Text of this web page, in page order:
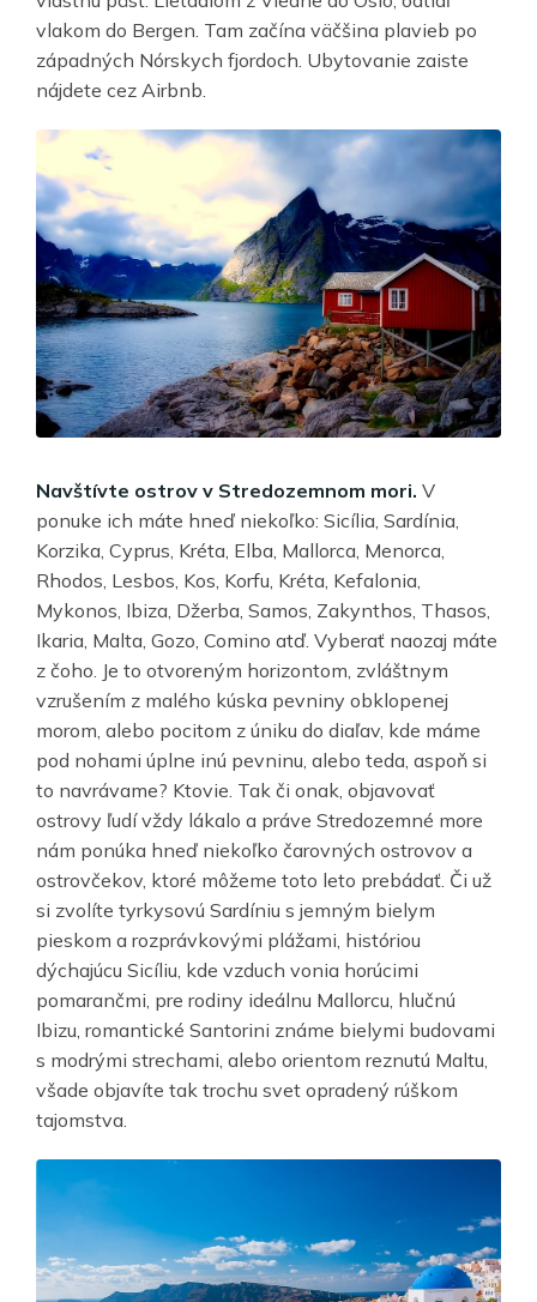
vlakom do Bergen. Tam začína väčšina plavieb po
západných Nórskych fjordoch. Ubytovanie zaiste
nájdete cez Airbnb.
Navštívte ostrov v Stredozemnom mori. V
ponuke ich máte hneď niekoľko: Sicília, Sardínia,
Korzika, Cyprus, Kréta, Elba, Mallorca, Menorca,
Rhodos, Lesbos, Kos, Korfu, Kréta, Kefalonia,
Mykonos, Ibiza, Džerba, Samos, Zakynthos, Thasos,
Ikaria, Malta, Gozo, Comino atď. Vyberať naozaj máte
z čoho. Je to otvoreným horizontom, zvláštnym
vzrušením z malého kúska pevniny obklopenej
morom, alebo pocitom z úniku do diaľav, kde máme
pod nohami úplne inú pevninu, alebo teda, aspoň si
to navrávame? Ktovie. Tak či onak, objavovať
ostrovy ľudí vždy lákalo a práve Stredozemné more
nám ponúka hneď niekoľko čarovných ostrovov a
ostrovčekov, ktoré môžeme toto leto prebádať. Či už
si zvolíte tyrkysovú Sardíniu s jemným bielym
pieskom a rozprávkovými plážami, históriou
dýchajúcu Sicíliu, kde vzduch vonia horúcimi
pomarančmi, pre rodiny ideálnu Mallorcu, hlučnú
Ibizu, romantické Santorini známe bielymi budovami
s modrými strechami, alebo orientom reznutú Maltu,
všade objavíte tak trochu svet opradený rúškom
tajomstva.